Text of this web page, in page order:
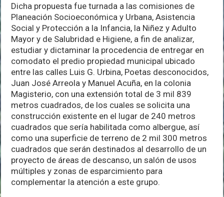
Dicha propuesta fue turnada a las comisiones de
Planeación Socioeconómica y Urbana, Asistencia
Social y Protección a la Infancia, la Niñez y Adulto
Mayor y de Salubridad e Higiene, a fin de analizar,
estudiar y dictaminar la procedencia de entregar en
comodato el predio propiedad municipal ubicado
entre las calles Luis G. Urbina, Poetas desconocidos,
Juan José Arreola y Manuel Acuña, en la colonia
Magisterio, con una extensión total de 3 mil 839
metros cuadrados, de los cuales se solicita una
construcción existente en el lugar de 240 metros
cuadrados que sería habilitada como albergue, así
como una superficie de terreno de 2 mil 300 metros
cuadrados que serán destinados al desarrollo de un
proyecto de áreas de descanso, un salón de usos
múltiples y zonas de esparcimiento para
complementar la atención a este grupo.